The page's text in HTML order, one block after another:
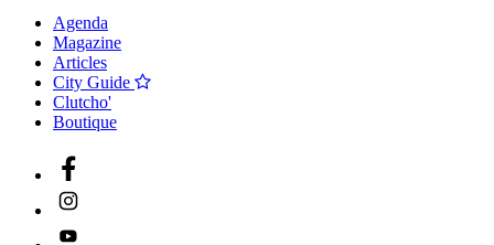
Agenda
Magazine
Articles
City Guide
Clutcho'
Boutique